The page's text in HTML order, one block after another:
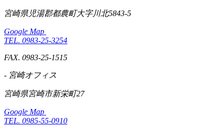
宮崎県児湯郡都農町大字川北5843-5
Google Map
TEL. 0983-25-3254
FAX. 0983-25-1515
- 宮崎オフィス
宮崎県宮崎市新栄町27
Google Map
TEL. 0985-55-0910